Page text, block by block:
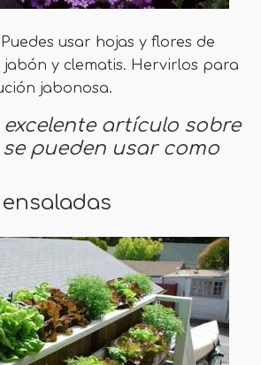
usar hojas y flores de
y clematis. Hervirlos para
jabonosa.
excelente artículo sobre
pueden usar como